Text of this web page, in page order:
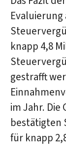
knapp 4,8
gestrafft
im Jahr. Die
bestätigten
für knapp